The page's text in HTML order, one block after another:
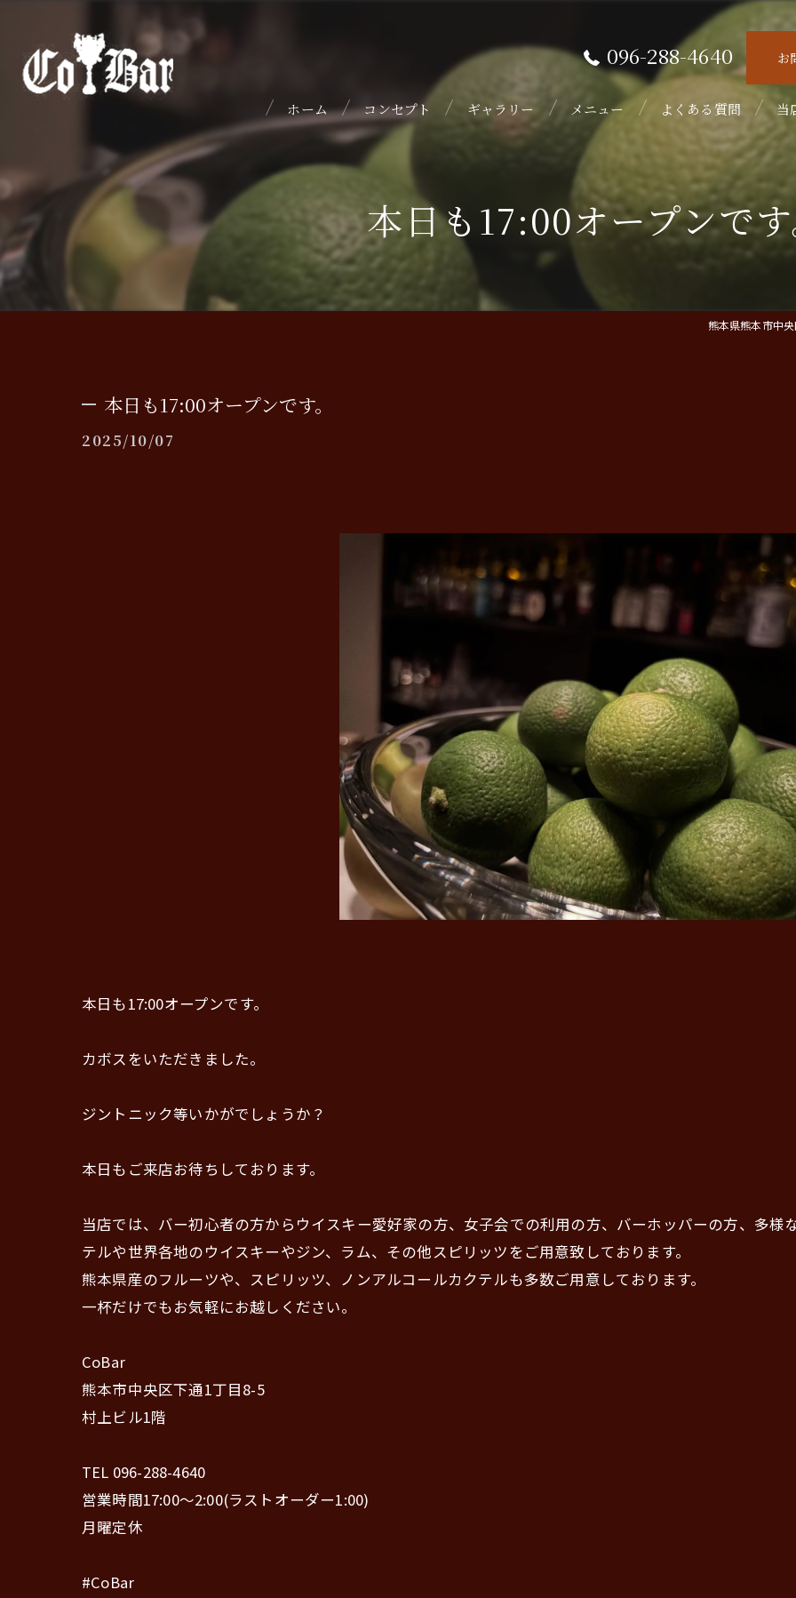
096-288-4640 お
ホーム コンセプト ギャラリー メニュー よくある質問 当
隠
ウ
本日も17:00オープンで
熊本県熊本市中
本日も17:00オープンです。
2025/10/07
本日も17:00オープンです。
カボスをいただきました。
ジントニック等いかがでしょうか？
本日もご来店お待ちしております。
当店では、バー初心者の方からウイスキー愛好家の方、女子会での利用の方、バーホッパーの方、多様
テルや世界各地のウイスキーやジン、ラム、その他スピリッツをご用意致しております。
熊本県産のフルーツや、スピリッツ、ノンアルコールカクテルも多数ご用意しております。
一杯だけでもお気軽にお越しください。
CoBar
熊本市中央区下通1丁目8-5
村上ビル1階
TEL 096-288-4640
営業時間17:00〜2:00(ラストオーダー1:00)
月曜定休
#CoBar